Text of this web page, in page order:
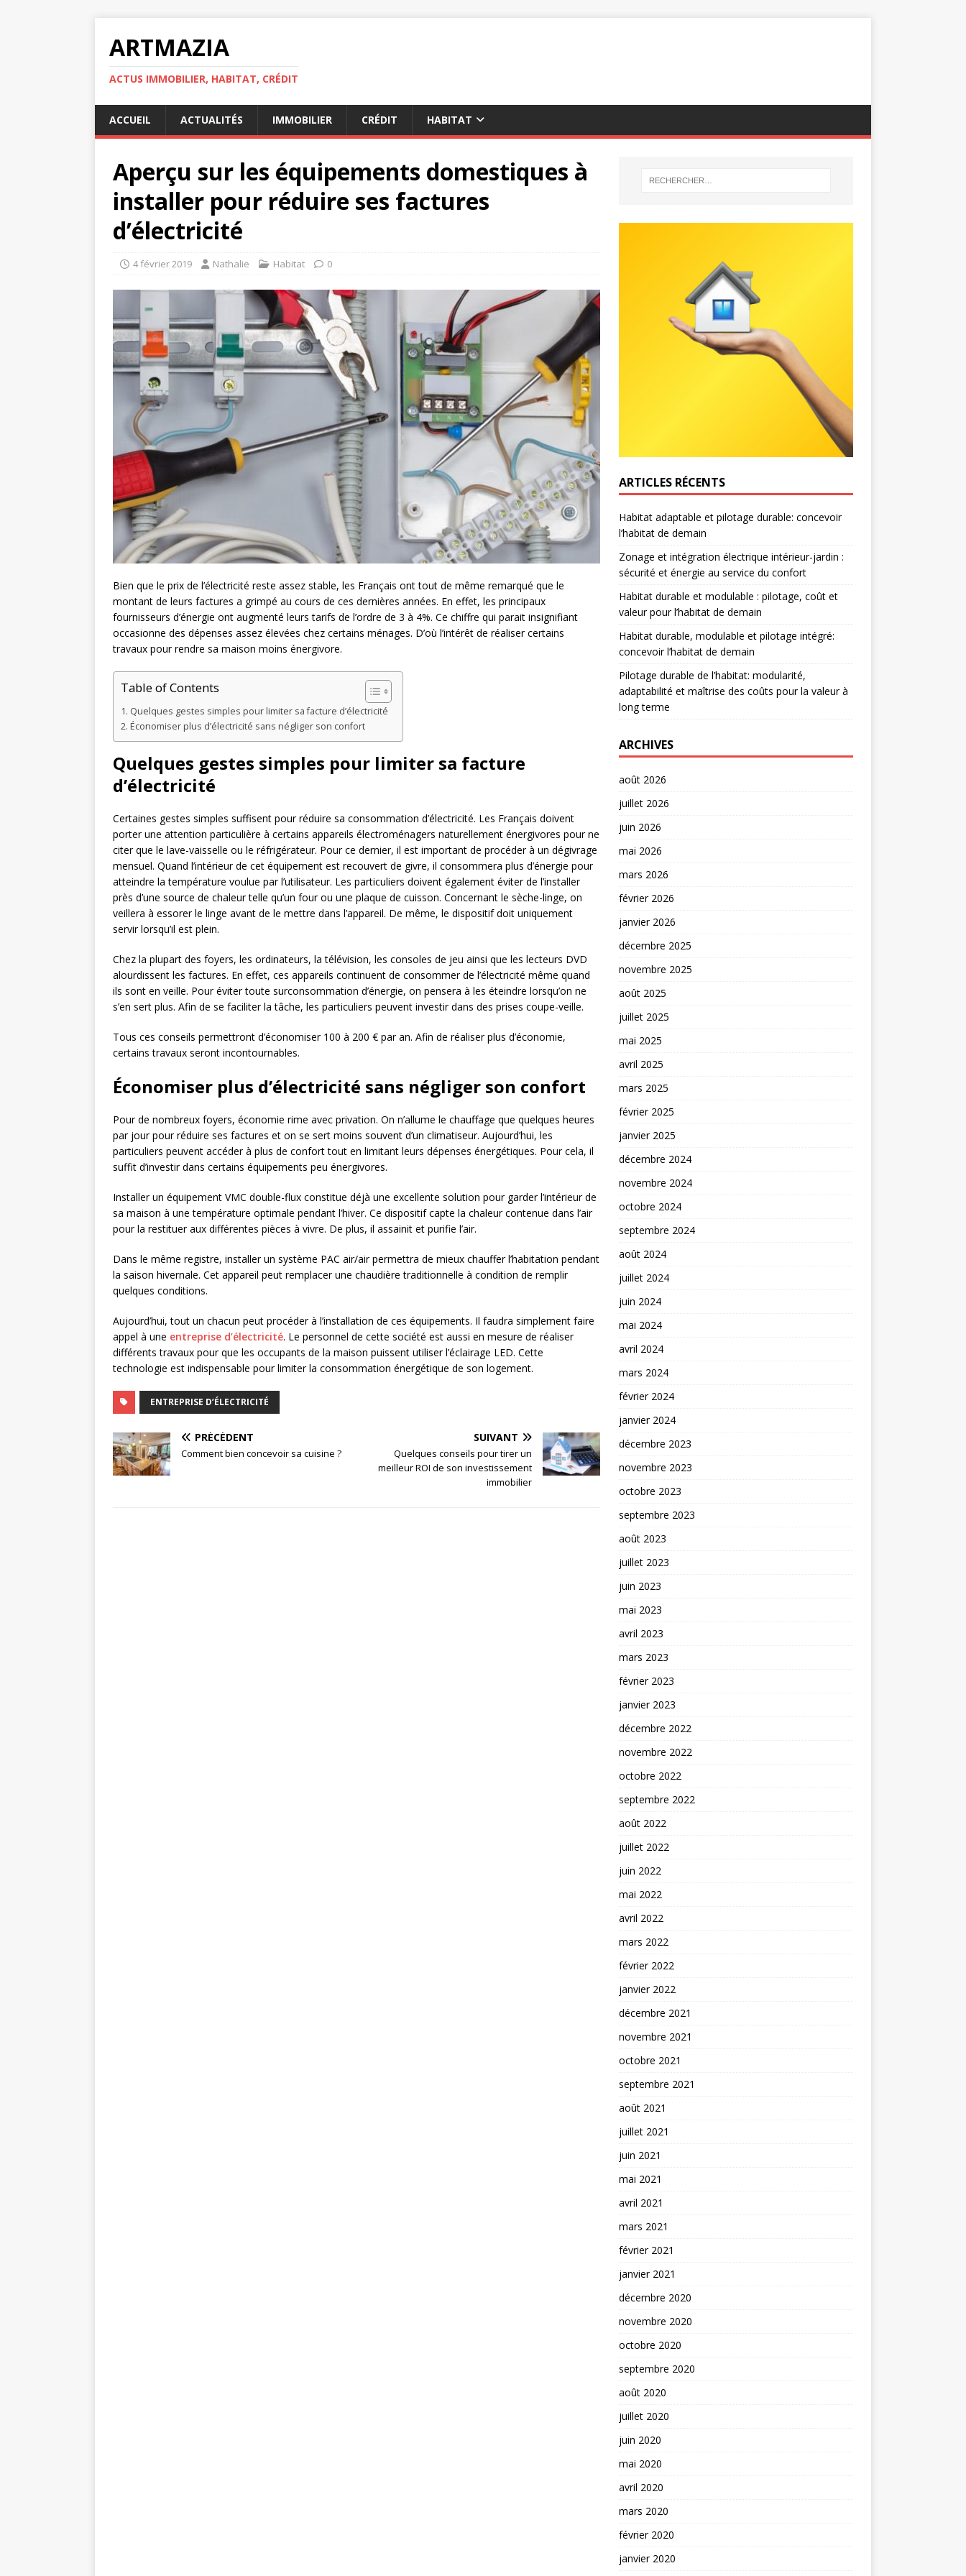
ARTMAZIA
ACTUS IMMOBILIER, HABITAT, CRÉDIT
ACCUEIL ACTUALITÉS IMMOBILIER CRÉDIT HABITAT
Aperçu sur les équipements domestiques à
installer pour réduire ses factures
d’électricité
4 février 2019 Nathalie Habitat 0
Bien que le prix de l’électricité reste assez stable, les Français ont tout de même remarqué que le
montant de leurs factures a grimpé au cours de ces dernières années. En effet, les principaux
fournisseurs d’énergie ont augmenté leurs tarifs de l’ordre de 3 à 4%. Ce chiffre qui parait insignifiant
occasionne des dépenses assez élevées chez certains ménages. D’où l’intérêt de réaliser certains
travaux pour rendre sa maison moins énergivore.
Table of Contents
Quelques gestes simples pour limiter sa facture d’électricité
Économiser plus d’électricité sans négliger son confort
Quelques gestes simples pour limiter sa facture
d’électricité
Certaines gestes simples suffisent pour réduire sa consommation d’électricité. Les Français doivent
porter une attention particulière à certains appareils électroménagers naturellement énergivores pour ne
citer que le lave-vaisselle ou le réfrigérateur. Pour ce dernier, il est important de procéder à un dégivrage
mensuel. Quand l’intérieur de cet équipement est recouvert de givre, il consommera plus d’énergie pour
atteindre la température voulue par l’utilisateur. Les particuliers doivent également éviter de l’installer
près d’une source de chaleur telle qu’un four ou une plaque de cuisson. Concernant le sèche-linge, on
veillera à essorer le linge avant de le mettre dans l’appareil. De même, le dispositif doit uniquement
servir lorsqu’il est plein.
Chez la plupart des foyers, les ordinateurs, la télévision, les consoles de jeu ainsi que les lecteurs DVD
alourdissent les factures. En effet, ces appareils continuent de consommer de l’électricité même quand
ils sont en veille. Pour éviter toute surconsommation d’énergie, on pensera à les éteindre lorsqu’on ne
s’en sert plus. Afin de se faciliter la tâche, les particuliers peuvent investir dans des prises coupe-veille.
Tous ces conseils permettront d’économiser 100 à 200 € par an. Afin de réaliser plus d’économie,
certains travaux seront incontournables.
Économiser plus d’électricité sans négliger son confort
Pour de nombreux foyers, économie rime avec privation. On n’allume le chauffage que quelques heures
par jour pour réduire ses factures et on se sert moins souvent d’un climatiseur. Aujourd’hui, les
particuliers peuvent accéder à plus de confort tout en limitant leurs dépenses énergétiques. Pour cela, il
suffit d’investir dans certains équipements peu énergivores.
Installer un équipement VMC double-flux constitue déjà une excellente solution pour garder l’intérieur de
sa maison à une température optimale pendant l’hiver. Ce dispositif capte la chaleur contenue dans l’air
pour la restituer aux différentes pièces à vivre. De plus, il assainit et purifie l’air.
Dans le même registre, installer un système PAC air/air permettra de mieux chauffer l’habitation pendant
la saison hivernale. Cet appareil peut remplacer une chaudière traditionnelle à condition de remplir
quelques conditions.
Aujourd’hui, tout un chacun peut procéder à l’installation de ces équipements. Il faudra simplement faire
appel à une entreprise d’électricité. Le personnel de cette société est aussi en mesure de réaliser
différents travaux pour que les occupants de la maison puissent utiliser l’éclairage LED. Cette
technologie est indispensable pour limiter la consommation énergétique de son logement.
ENTREPRISE D’ÉLECTRICITÉ
PRÉCÉDENT
Comment bien concevoir sa cuisine ?
SUIVANT
Quelques conseils pour tirer un
meilleur ROI de son investissement
immobilier
ARTICLES RÉCENTS
Habitat adaptable et pilotage durable: concevoir
l’habitat de demain
Zonage et intégration électrique intérieur-jardin :
sécurité et énergie au service du confort
Habitat durable et modulable : pilotage, coût et
valeur pour l’habitat de demain
Habitat durable, modulable et pilotage intégré:
concevoir l’habitat de demain
Pilotage durable de l’habitat: modularité,
adaptabilité et maîtrise des coûts pour la valeur à
long terme
ARCHIVES
août 2026
juillet 2026
juin 2026
mai 2026
mars 2026
février 2026
janvier 2026
décembre 2025
novembre 2025
août 2025
juillet 2025
mai 2025
avril 2025
mars 2025
février 2025
janvier 2025
décembre 2024
novembre 2024
octobre 2024
septembre 2024
août 2024
juillet 2024
juin 2024
mai 2024
avril 2024
mars 2024
février 2024
janvier 2024
décembre 2023
novembre 2023
octobre 2023
septembre 2023
août 2023
juillet 2023
juin 2023
mai 2023
avril 2023
mars 2023
février 2023
janvier 2023
décembre 2022
novembre 2022
octobre 2022
septembre 2022
août 2022
juillet 2022
juin 2022
mai 2022
avril 2022
mars 2022
février 2022
janvier 2022
décembre 2021
novembre 2021
octobre 2021
septembre 2021
août 2021
juillet 2021
juin 2021
mai 2021
avril 2021
mars 2021
février 2021
janvier 2021
décembre 2020
novembre 2020
octobre 2020
septembre 2020
août 2020
juillet 2020
juin 2020
mai 2020
avril 2020
mars 2020
février 2020
janvier 2020